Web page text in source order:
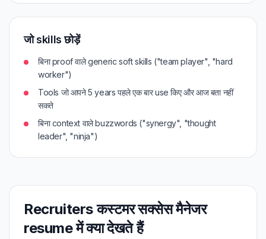
जो skills छोड़ें
बिना proof वाले generic soft skills ("team player", "hard
worker")
Tools जो आपने 5 years पहले एक बार use किए और आज बता नहीं
सकते
बिना context वाले buzzwords ("synergy", "thought
leader", "ninja")
Recruiters कस्टमर सक्सेस मैनेजर
resume में क्या देखते हैं